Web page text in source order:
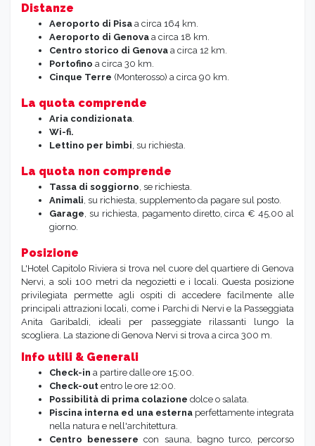
Distanze
Aeroporto di Pisa a circa 164 km.
Aeroporto di Genova a circa 18 km.
Centro storico di Genova a circa 12 km.
Portofino a circa 30 km.
Cinque Terre (Monterosso) a circa 90 km.
La quota comprende
Aria condizionata
Wi-fi.
Lettino per bimbi , su richiesta.
La quota non comprende
Tassa di soggiorno , se richiesta.
Animali , su richiesta, supplemento da pagare sul posto.
Garage , su richiesta, pagamento diretto, circa € 45,00 al
giorno.
Posizione
L'Hotel Capitolo Riviera si trova nel cuore del quartiere di Genova
Nervi, a soli 100 metri da negozietti e i locali. Questa posizione
privilegiata permette agli ospiti di accedere facilmente alle
principali attrazioni locali, come i Parchi di Nervi e la Passeggiata
Anita Garibaldi, ideali per passeggiate rilassanti lungo la
scogliera. La stazione di Genova Nervi si trova a circa 300 m.
Info utili & Generali
Check-in a partire dalle ore 15:00.
Check-out entro le ore 12:00.
Possibilità di prima colazione dolce o salata.
Piscina interna ed una esterna perfettamente integrata
nella natura e nell'architettura.
Centro benessere con sauna, bagno turco, percorso